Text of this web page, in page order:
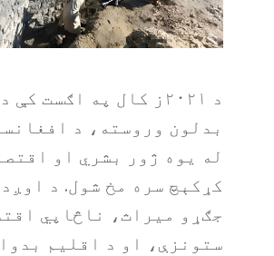
د ۲۰۲۱ز کال په اګست
بدلون وروسته، د
له یوه ژور بشري او
کړکېچ سره مخ شول. د
جګړو میراث، ناڅاپي
ستونزې، او د اقلیم